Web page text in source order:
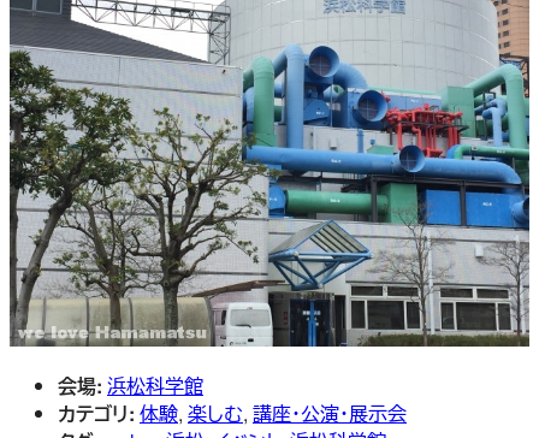
会場: 浜松科学館
カテゴリ: 体験, 楽しむ, 講座・公演・展示会